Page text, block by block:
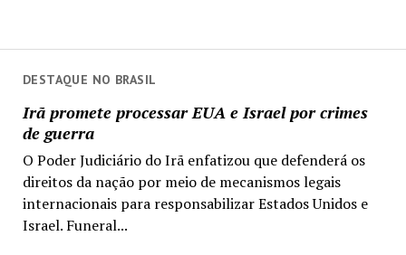
DESTAQUE NO BRASIL
Irã promete processar EUA e Israel por crimes
de guerra
O Poder Judiciário do Irã enfatizou que defenderá os
direitos da nação por meio de mecanismos legais
internacionais para responsabilizar Estados Unidos e
Israel. Funeral...